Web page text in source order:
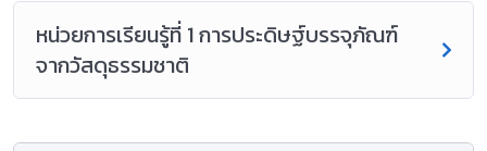
หน่วยการเรียนรู้ที่ 1 การประดิษฐ์บรรจุภัณฑ์
จากวัสดุธรรมชาติ